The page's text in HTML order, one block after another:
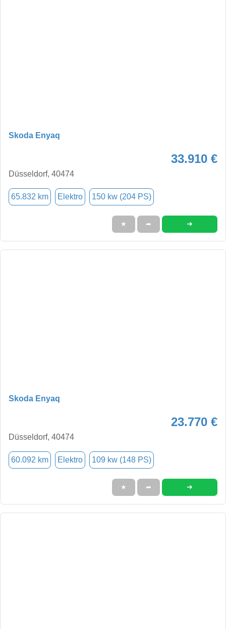
Skoda Enyaq
33.910 €
Düsseldorf, 40474
65.832 km Elektro 150 kw (204 PS)
★ ➦ ➜
Skoda Enyaq
23.770 €
Düsseldorf, 40474
60.092 km Elektro 109 kw (148 PS)
★ ➦ ➜